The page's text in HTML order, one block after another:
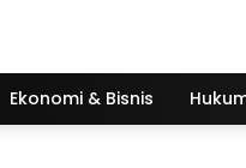
Ekonomi & Bisnis